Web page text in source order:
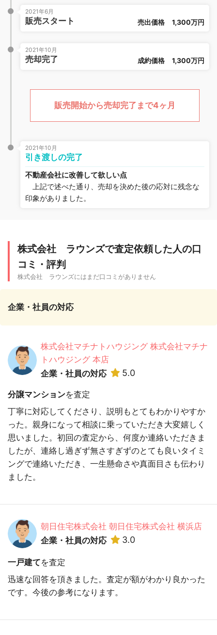
2021年6月
販売スタート 売出価格 1,300万円
2021年10月
売却完了 成約価格 1,300万円
販売開始から売却完了まで4ヶ月
2021年10月
引き渡しの完了
不動産会社に改善して欲しい点
上記で述べた通り、売却を決めた後の応対に残念な
印象がありました。
株式会社 ラウンズで査定依頼した人の口
コミ・評判
株式会社 ラウンズにはまだ口コミがありません
企業・社員の対応
株式会社マチナトハウジング 株式会社マチナ
トハウジング 本店
企業・社員の対応
5.0
分譲マンションを査定
丁寧に対応してくださり、説明もとてもわかりやすか
った。親身になって相談に乗っていただき大変嬉しく
思いました。初回の査定から、何度か連絡いただきま
したが、連絡し過ぎず無さすぎずのとても良いタイミ
ングで連絡いただき、一生懸命さや真面目さも伝わり
ました。
朝日住宅株式会社 朝日住宅株式会社 横浜店
企業・社員の対応
3.0
一戸建てを査定
迅速な回答を頂きました。査定が額がわかり良かった
です。今後の参考になります。